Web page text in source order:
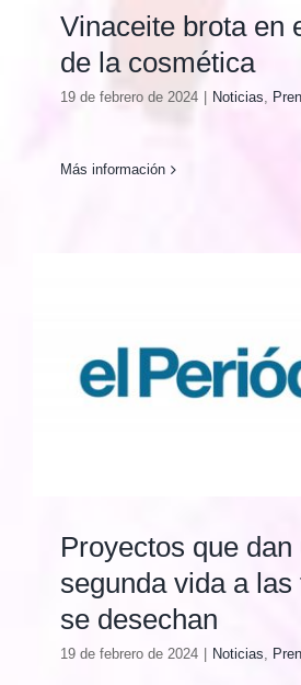
Vinaceite brota en
de la cosmética
19 de febrero de 2024 Noticias,
Más información
Proyectos que dan
segunda vida a
se desechan
19 de febrero de 2024 Noticias,